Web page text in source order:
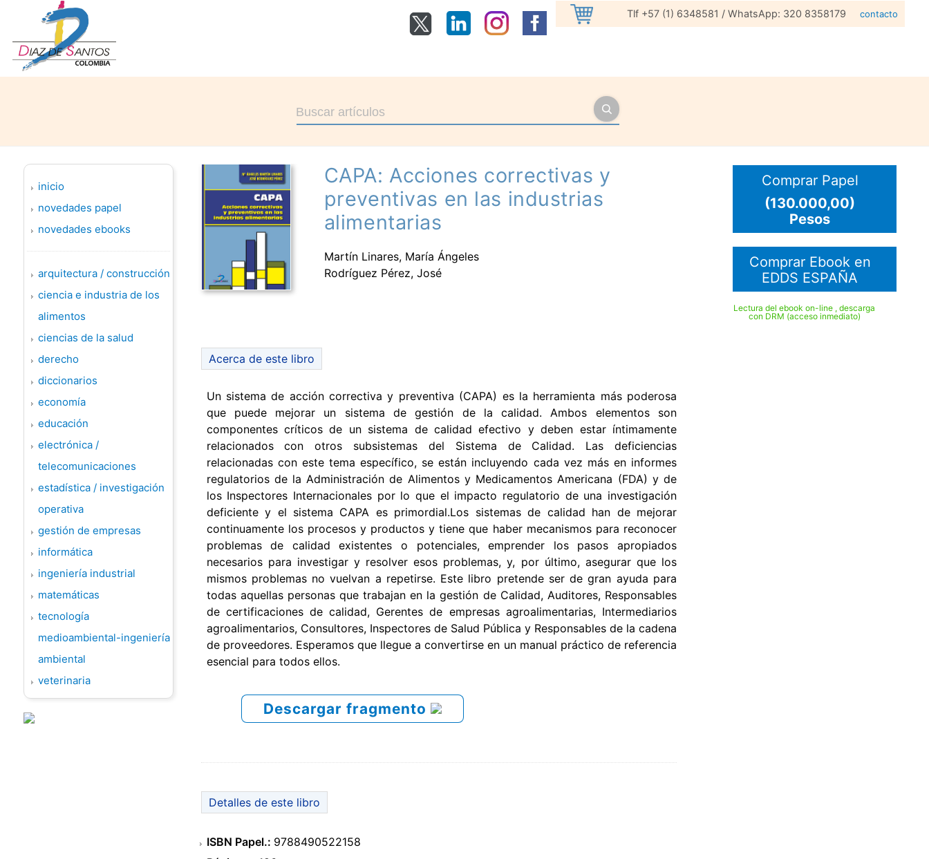
Tlf +57 (1) 6348581 / WhatsApp: 320 8358179 contacto
inicio
novedades papel
novedades ebooks
arquitectura / construcción
ciencia e industria de los
alimentos
ciencias de la salud
derecho
diccionarios
economía
educación
electrónica /
telecomunicaciones
estadística / investigación
operativa
gestión de empresas
informática
ingeniería industrial
matemáticas
tecnología
medioambiental-ingeniería
ambiental
veterinaria
CAPA: Acciones correctivas y
preventivas en las industrias
alimentarias
Martín Linares, María Ángeles
Rodríguez Pérez, José
Acerca de este libro
Un sistema de acción correctiva y preventiva (CAPA) es la herramienta más poderosa
que puede mejorar un sistema de gestión de la calidad. Ambos elementos son
componentes críticos de un sistema de calidad efectivo y deben estar íntimamente
relacionados con otros subsistemas del Sistema de Calidad. Las deficiencias
relacionadas con este tema específico, se están incluyendo cada vez más en informes
regulatorios de la Administración de Alimentos y Medicamentos Americana (FDA) y de
los Inspectores Internacionales por lo que el impacto regulatorio de una investigación
deficiente y el sistema CAPA es primordial.Los sistemas de calidad han de mejorar
continuamente los procesos y productos y tiene que haber mecanismos para reconocer
problemas de calidad existentes o potenciales, emprender los pasos apropiados
necesarios para investigar y resolver esos problemas, y, por último, asegurar que los
mismos problemas no vuelvan a repetirse. Este libro pretende ser de gran ayuda para
todas aquellas personas que trabajan en la gestión de Calidad, Auditores, Responsables
de certificaciones de calidad, Gerentes de empresas agroalimentarias, Intermediarios
agroalimentarios, Consultores, Inspectores de Salud Pública y Responsables de la cadena
de proveedores. Esperamos que llegue a convertirse en un manual práctico de referencia
esencial para todos ellos.
Descargar fragmento
Detalles de este libro
ISBN Papel.: 9788490522158
Comprar Papel
(130.000,00)
Pesos
Comprar Ebook en
EDDS ESPAÑA
Lectura del ebook on-line , descarga
con DRM (acceso inmediato)